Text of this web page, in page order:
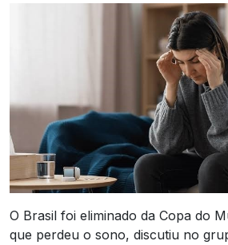
O Brasil foi eliminado da Copa do
que perdeu o sono, discutiu no